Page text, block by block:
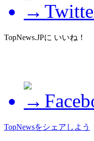
TopNews.JPに いいね！
TopNewsをシェアしよう